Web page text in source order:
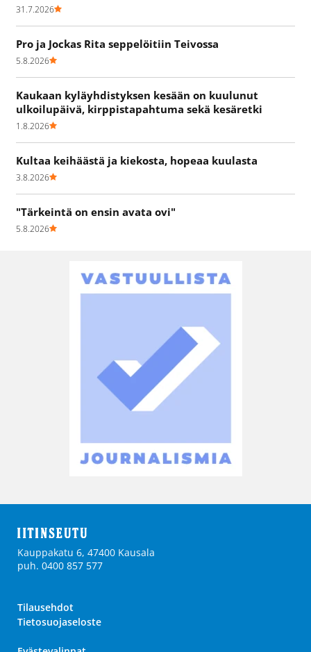
31.7.2026
Pro ja Jockas Rita seppelöitiin Teivossa
5.8.2026
Kaukaan kyläyhdistyksen kesään on kuulunut
ulkoilupäivä, kirppistapahtuma sekä kesäretki
1.8.2026
Kultaa keihäästä ja kiekosta, hopeaa kuulasta
3.8.2026
"Tärkeintä on ensin avata ovi"
5.8.2026
Kauppakatu 6, 47400 Kausala
puh. 0400 857 577
Tilausehdot
Tietosuojaseloste